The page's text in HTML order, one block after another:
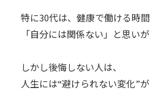
特に30代は、健康で働ける時間
「自分には関係ない」と思いが
しかし後悔しない人は、
人生には“避けられない変化”